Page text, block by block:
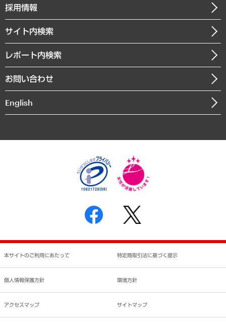
経済・産業・雇用・労働
まちづくり・観光・交通・スポーツ・スマートシティ
自然資源・農林水産業・食料システム
経営用語集
受託・受注実績（官公庁関連）
メディア掲載・出演
会社概要
沿革
組織図・本部部室紹介
インドネシア現地法人
個人情報保護方針
反社会的勢力に対する基本方針
書面による個人情報の開示等の請求の手続きについて
ニュースリリース
お知らせ
採用情報
サイト内検索
レポート内検索
お問い合わせ
English
本サイトのご利用にあたって 特定商取引法に基づく提示
個人情報保護方針 環境方針
アクセスマップ サイトマップ